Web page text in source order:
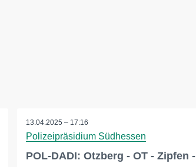
13.04.2025 – 17:16
Polizeipräsidium Südhessen
POL-DADI: Otzberg - OT - Zipfen -